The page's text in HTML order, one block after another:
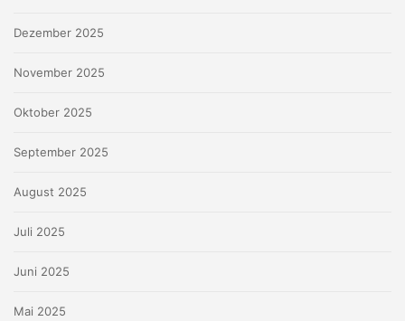
Dezember 2025
November 2025
Oktober 2025
September 2025
August 2025
Juli 2025
Juni 2025
Mai 2025